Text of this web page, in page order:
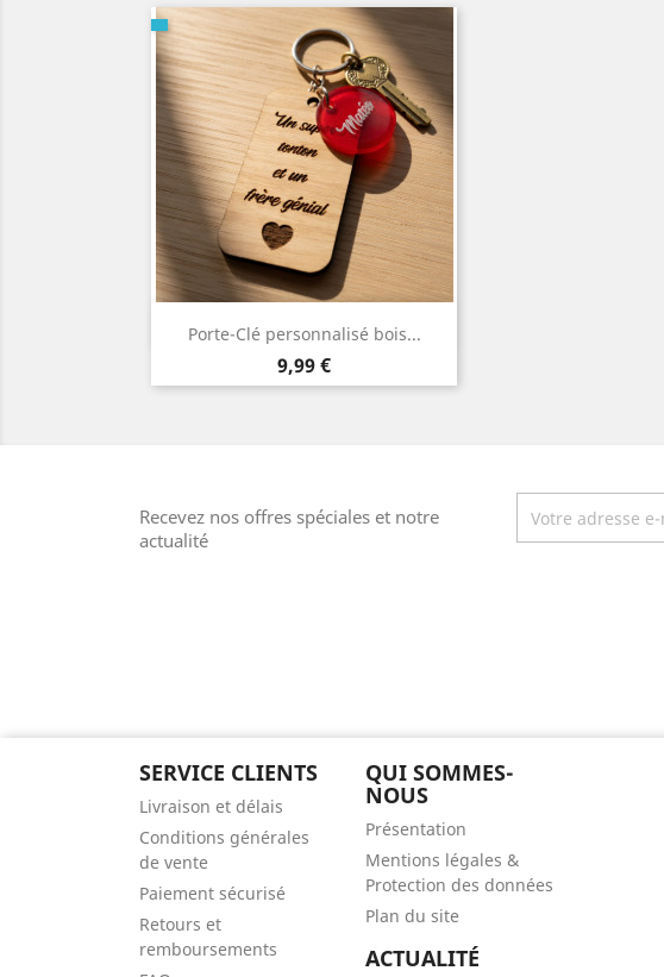
Porte-Clé personnalisé bois...
Prix
9,99 €
Aperçu rapide
Recevez nos offres spéciales et notre
actualité
SERVICE CLIENTS
Livraison et délais
Conditions générales
de vente
Paiement sécurisé
Retours et
remboursements
QUI SOMMES-
NOUS
Présentation
Mentions légales &
Protection des données
Plan du site
ACTUALITÉ